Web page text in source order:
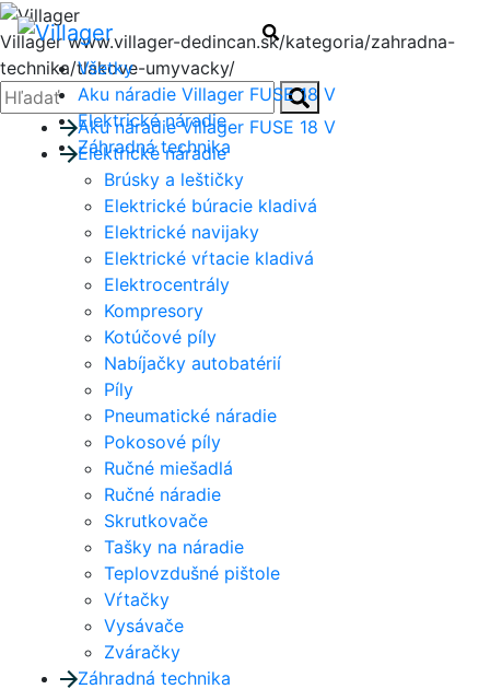
Villagerwww.villager-dedincan.sk/kategoria/zahradna-
technika/tlakove-umyvacky/
Zatvoriť
Hľadať: Hľadať
Hľadať
Všetky
Aku náradie Villager FUSE 18 V
Elektrické náradie
Záhradná technika
Aku náradie Villager FUSE 18 V
Elektrické náradie
Brúsky a leštičky
Elektrické búracie kladivá
Elektrické navijaky
Elektrické vŕtacie kladivá
Elektrocentrály
Kompresory
Kotúčové píly
Nabíjačky autobatérií
Píly
Pneumatické náradie
Pokosové píly
Ručné miešadlá
Ručné náradie
Skrutkovače
Tašky na náradie
Teplovzdušné pištole
Vŕtačky
Vysávače
Zváračky
Záhradná technika